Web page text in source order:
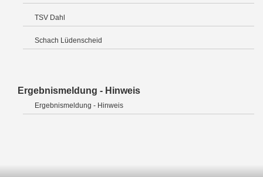
TSV Dahl
Schach Lüdenscheid
Ergebnismeldung - Hinweis
Ergebnismeldung - Hinweis